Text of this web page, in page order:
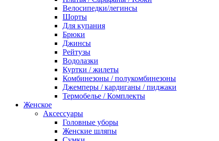
Велосипедки/легинсы
Шорты
Для купания
Брюки
Джинсы
Рейтузы
Водолазки
Куртки / жилеты
Комбинезоны / полукомбинезоны
Джемперы / кардиганы / пиджаки
Термобелье / Комплекты
Женское
Аксессуары
Головные уборы
Женские шляпы